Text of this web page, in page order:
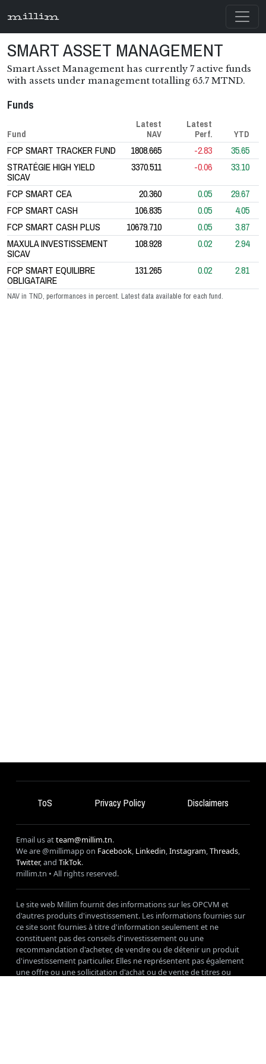
millim
SMART ASSET MANAGEMENT
Smart Asset Management has currently 7 active funds
with assets under management totalling 65.7 MTND.
Funds
NAV in TND, performances in percent. Latest data available for each fund.
Fund
Latest
NAV
Latest
Perf.
YTD
FCP SMART TRACKER FUND 1808.665 -2.83
35.65
STRATÉGIE HIGH YIELD
SICAV
3370.511 -0.06 33.10
FCP SMART CEA 20.360 0.05
29.67
FCP SMART CASH
106.835 0.05
4.05
FCP SMART CASH PLUS
10679.710 0.05
3.87
MAXULA INVESTISSEMENT
SICAV
108.928 0.02 2.94
FCP SMART EQUILIBRE
OBLIGATAIRE
131.265 0.02 2.81
ToS Privacy Policy Disclaimers
Email us atteam@millim.tn.
We are @millimapp on Facebook, Linkedin,Instagram,Threads,
Twitter, and TikTok.
millim.tn • All rights reserved.
Le site web Millim fournit des informations sur les OPCVM et
d'autres produits d'investissement. Les informations fournies sur
ce site sont fournies à titre d'information seulement et ne
constituent pas des conseils d'investissement ou une
recommandation d'acheter, de vendre ou de détenir un produit
d'investissement particulier. Elles ne représentent pas également
une offre ou une sollicitation d'achat ou de vente de titres ou